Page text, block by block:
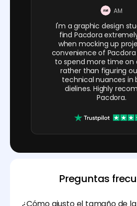
AM
I'm a graphic design
find Pacdora
when mocking up
convenience of
to spend more time on
rather than figuring
technical nuances in
dielines. Highly
Pacdora.
Preguntas